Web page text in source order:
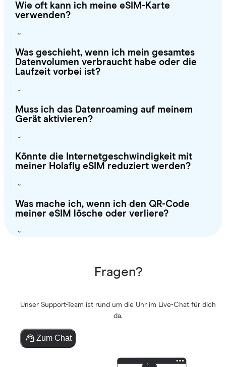
Wie oft kann ich meine eSIM-Karte
verwenden?
Was geschieht, wenn ich mein gesamtes
Datenvolumen verbraucht habe oder die
Laufzeit vorbei ist?
Muss ich das Datenroaming auf meinem
Gerät aktivieren?
Könnte die Internetgeschwindigkeit mit
meiner Holafly eSIM reduziert werden?
Was mache ich, wenn ich den QR-Code
meiner eSIM lösche oder verliere?
Fragen?
Unser Support-Team ist rund um die Uhr im Live-Chat für dich
da.
Zum Chat